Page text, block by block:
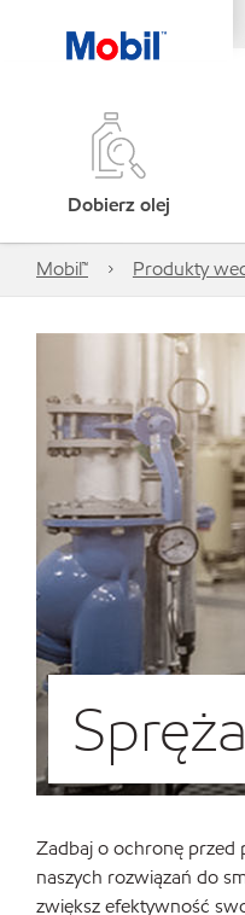
Dobierz olej
Mobil™ Produkty
Zadbaj o ochronę przed
naszych rozwiązań do
zwiększ efektywność